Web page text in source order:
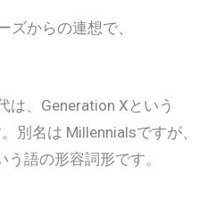
からの連想で、
、Generation Xという
名は Millennialsですが、
語の形容詞形です。